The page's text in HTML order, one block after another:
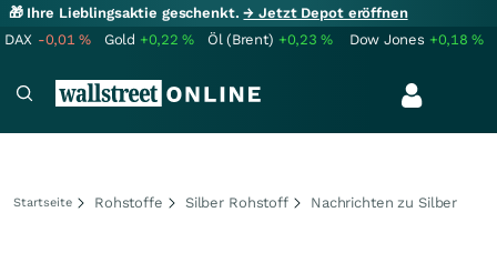
🎁 Ihre Lieblingsaktie geschenkt.→ Jetzt Depot eröffnen
DAX -0,01% Gold +0,22% Öl (Brent) +0,23% Dow Jones +0,18%
Startseite Rohstoffe Silber Rohstoff Nachrichten zu Silber